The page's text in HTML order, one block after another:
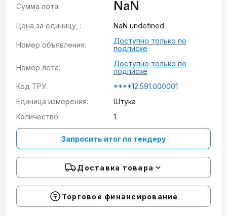
Сумма лота: NaN
Цена за единицу, : NaN undefined
Номер объявления:
Доступно только по
подписке
Номер лота:
Доступно только по
подписке
Код ТРУ:
****12.591.000001
Единица измерения:
Штука
Количество:
1
Запросить итог по тендеру
Доставка товара
Торговое финансирование